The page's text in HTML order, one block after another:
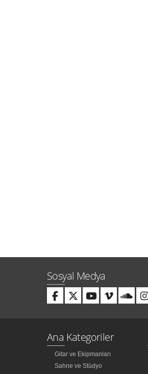
Sosyal Medya
Ana Kategoriler
Gitar ve Ekipmanları
Sahne ve Stüdyo